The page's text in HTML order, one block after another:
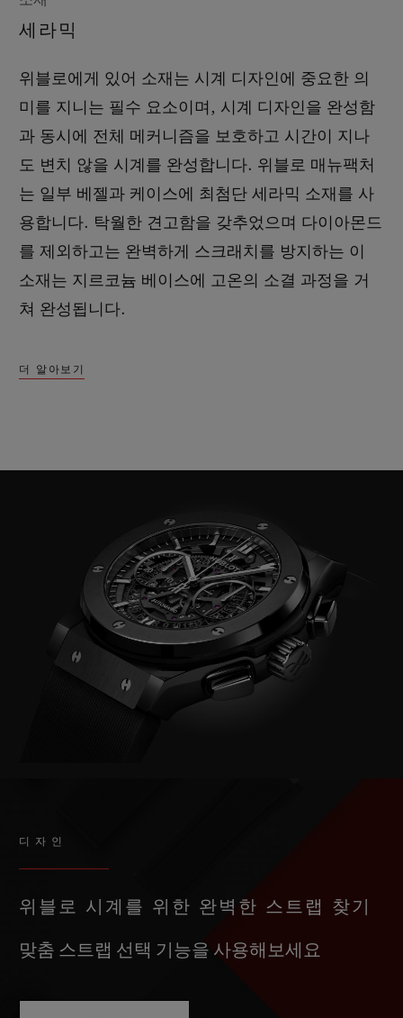
세라믹
위블로에게 있어 소재는 시계 디자인에 중요한 의
미를 지니는 필수 요소이며, 시계 디자인을 완성함
과 동시에 전체 메커니즘을 보호하고 시간이 지나
도 변치 않을 시계를 완성합니다. 위블로 매뉴팩처
는 일부 베젤과 케이스에 최첨단 세라믹 소재를 사
용합니다. 탁월한 견고함을 갖추었으며 다이아몬드
를 제외하고는 완벽하게 스크래치를 방지하는 이
소재는 지르코늄 베이스에 고온의 소결 과정을 거
쳐 완성됩니다.
더 알아보기
디자인
위블로 시계를 위한 완벽한 스트랩 찾기
맞춤 스트랩 선택 기능을 사용해보세요